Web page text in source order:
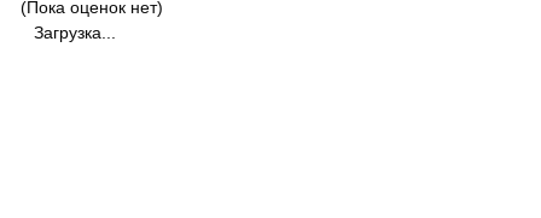
(Пока оценок нет)
Загрузка...